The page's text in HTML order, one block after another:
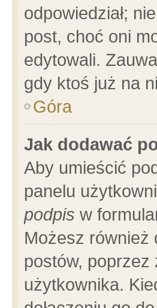
odpowiedział;
post, choć oni
edytowali.
gdy ktoś już na
Góra
Jak dodawać
Aby umieścić
panelu
podpis w
Możesz również
postów,
użytkownika.